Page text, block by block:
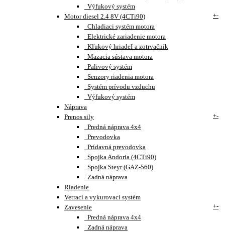
Výfukový systém
Motor diesel 2.4 8V (4CTi90)
+-
Chladiaci systém motora
Elektrické zariadenie motora
Kľukový hriadeľ a zotrvačník
Mazacia sústava motora
Palivový systém
Senzory riadenia motora
Systém prívodu vzduchu
Výfukový systém
Náprava
Prenos sily
+-
Predná náprava 4x4
Prevodovka
Prídavná prevodovka
Spojka Andoria (4CTi90)
Spojka Steyr (GAZ-560)
Zadná náprava
Riadenie
Vetrací a vykurovací systém
Zavesenie
+-
Predná náprava 4x4
Zadná náprava